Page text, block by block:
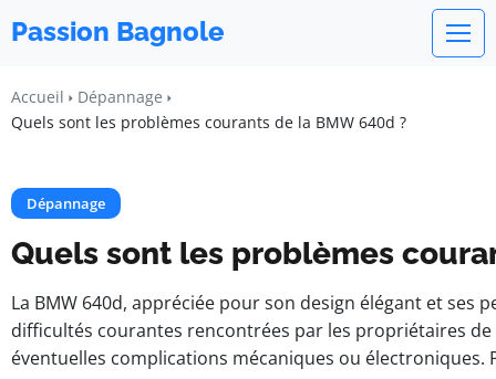
Passion Bagnole
Accueil
Dépannage
Quels sont les problèmes courants de la BMW 640d ?
Dépannage
Quels sont les problèmes
La BMW 640d, appréciée pour son design élégant et ses
difficultés courantes rencontrées par les propriétaires
éventuelles complications mécaniques ou